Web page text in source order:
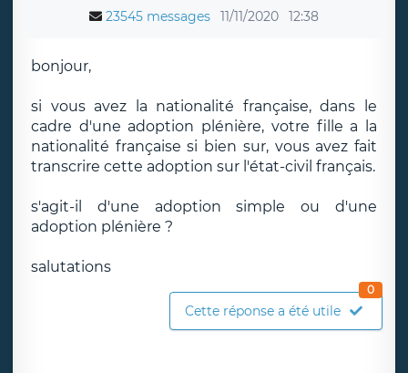
23545 messages 11/11/2020 12:38
bonjour,
si vous avez la nationalité française, dans le
cadre d'une adoption plénière, votre fille a la
nationalité française si bien sur, vous avez fait
transcrire cette adoption sur l'état-civil français.
s'agit-il d'une adoption simple ou d'une
adoption plénière ?
salutations
Cette réponse a été utile
0